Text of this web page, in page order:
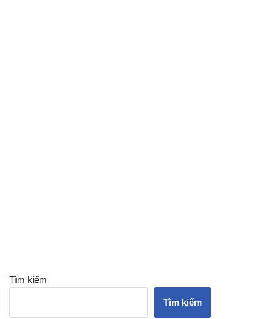
Tìm kiếm
Tìm kiếm